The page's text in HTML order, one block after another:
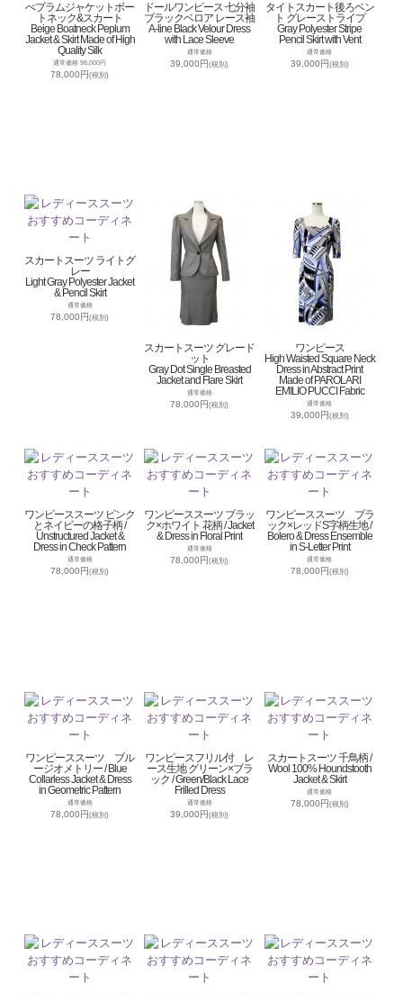
ぺプラムジャケットボー
トネック&スカート
Beige Boatneck Peplum
Jacket & Skirt Made of High
Quality Silk
通常価格 98,000円
78,000円(税別)
ドールワンピース 七分袖
ブラックベロア レース袖
A-line Black Velour Dress
with Lace Sleeve
通常価格
39,000円(税別)
タイトスカート後ろベン
ト グレーストライプ
Gray Polyester Stripe
Pencil Skirt with Vent
通常価格
39,000円(税別)
スカートスーツ ライトグ
レー
Light Gray Polyester Jacket
& Pencil Skirt
通常価格
78,000円(税別)
スカートスーツ グレード
ット
Gray Dot Single Breasted
Jacket and Flare Skirt
通常価格
78,000円(税別)
ワンピース
High Waisted Square Neck
Dress in Abstract Print
Made of PAROLARI
EMILIO PUCCI Fabric
通常価格
39,000円(税別)
ワンピーススーツ ピンク
とネイビーの格子柄 /
Unstructured Jacket &
Dress in Check Pattern
通常価格
78,000円(税別)
ワンピーススーツ ブラッ
ク×ホワイト 花柄 / Jacket
& Dress in Floral Print
通常価格
78,000円(税別)
ワンピーススーツ ブラ
ック×レッドS字柄生地 /
Bolero & Dress Ensemble
in S-Letter Print
通常価格
78,000円(税別)
ワンピーススーツ ブル
ージオメトリー / Blue
Collarless Jacket & Dress
in Geometric Pattern
通常価格
78,000円(税別)
ワンピースフリル付 レ
ース生地 グリーン×ブラ
ック / Green/Black Lace
Frilled Dress
通常価格
39,000円(税別)
スカートスーツ 千鳥柄 /
Wool 100% Houndstooth
Jacket & Skirt
通常価格
78,000円(税別)